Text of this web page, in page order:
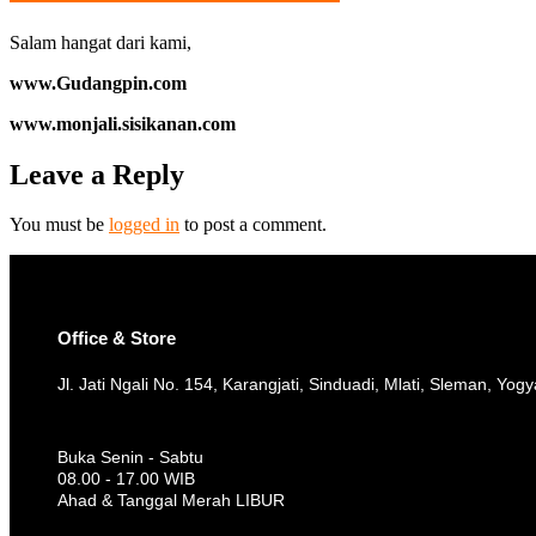
Salam hangat dari kami,
www.Gudangpin.com
www.monjali.sisikanan.com
Leave a Reply
You must be logged in to post a comment.
Office & Store
Jl. Jati Ngali No. 154, Karangjati, Sinduadi, Mlati, Sleman,
Buka Senin - Sabtu
08.00 - 17.00 WIB
Ahad & Tanggal Merah LIBUR